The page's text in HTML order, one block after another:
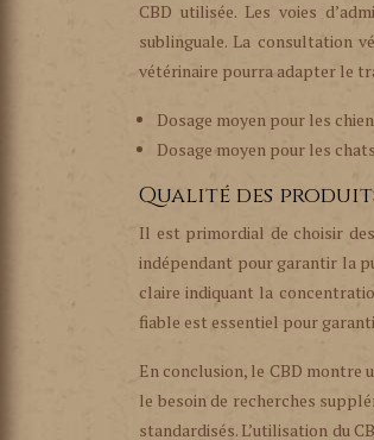
CBD utilisée. Les voies
sublinguale. La consultation
vétérinaire pourra adapter le
Dosage moyen pour les
Dosage moyen pour les
Qualité des
Il est primordial de choisir
indépendant pour garantir la
claire indiquant la
fiable est essentiel pour
En conclusion, le CBD montre
le besoin de recherches
standardisés. L’utilisation du